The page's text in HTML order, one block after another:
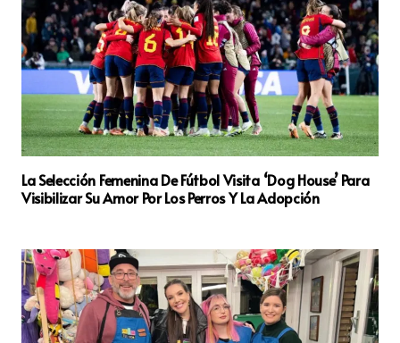
La Selección Femenina De Fútbol Visita ‘Dog House’ Para
Visibilizar Su Amor Por Los Perros Y La Adopción